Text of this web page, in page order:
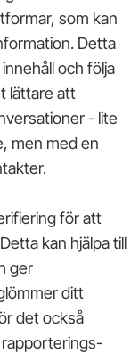
som kan
Detta
och följa
lättare att
- lite
men med en
för att
kan hjälpa till
ger
ditt
det också